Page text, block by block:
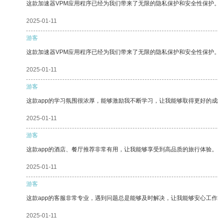
这款加速器VPM应用程序已经为我们带来了无限的隐私保护和安全性保护。
2025-01-11
游客
这款加速器VPM应用程序已经为我们带来了无限的隐私保护和安全性保护。
2025-01-11
游客
这款app的学习氛围很浓厚，能够激励我不断学习，让我能够取得更好的成
2025-01-11
游客
这款app的酒店、餐厅推荐非常有用，让我能够享受到高品质的旅行体验。
2025-01-11
游客
这款app的客服非常专业，遇到问题总是能够及时解决，让我能够安心工作
2025-01-11